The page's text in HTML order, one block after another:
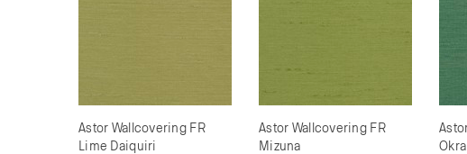
Astor Wallcovering FR
Lime Daiquiri
Astor Wallcovering FR
Mizuna
Okra